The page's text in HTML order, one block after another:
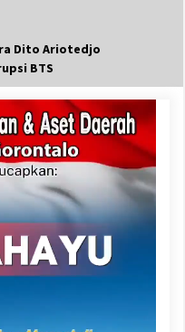
Dito Ariotedjo
BTS